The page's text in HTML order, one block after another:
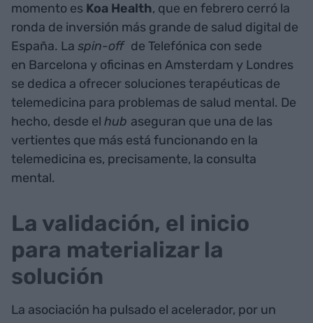
momento es Koa Health, que en febrero cerró la
ronda de inversión más grande de salud digital de
España. La spin-off de Telefónica con sede
en Barcelona y oficinas en Amsterdam y Londres
se dedica a ofrecer soluciones terapéuticas de
telemedicina para problemas de salud mental. De
hecho, desde el hub aseguran que una de las
vertientes que más está funcionando en la
telemedicina es, precisamente, la consulta
mental.
La validación, el inicio
para materializar la
solución
La asociación ha pulsado el acelerador, por un